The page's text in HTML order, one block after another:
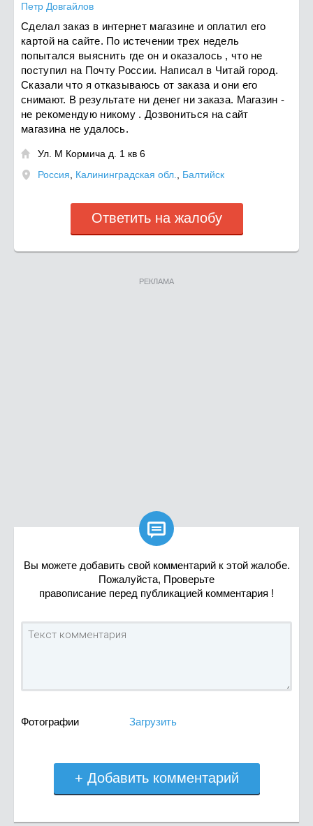
Петр Довгайлов
Сделал заказ в интернет магазине и оплатил его
картой на сайте. По истечении трех недель
попытался выяснить где он и оказалось , что не
поступил на Почту России. Написал в Читай город.
Сказали что я отказываюсь от заказа и они его
снимают. В результате ни денег ни заказа. Магазин -
не рекомендую никому . Дозвониться на сайт
магазина не удалось.

Ул. М Кормича д. 1 кв 6
Россия
Калининградская обл. Балтийск
Ответить на жалобу
РЕКЛАМА

Вы можете добавить свой комментарий к этой жалобе.
Пожалуйста, Проверьте
правописание перед публикацией комментария !
Фотографии Загрузить
+ Добавить комментарий